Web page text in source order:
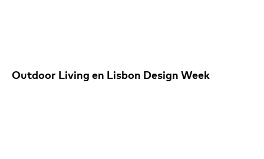
Outdoor Living en Lisbon Design Week